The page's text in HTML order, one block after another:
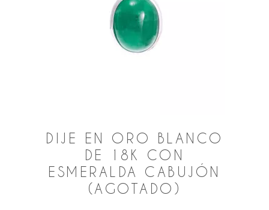
DIJE EN ORO BLANCO
DE 18K CON
ESMERALDA CABUJÓN
(AGOTADO)